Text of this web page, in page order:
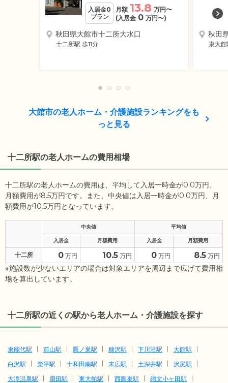
入居金0
プラン
月額 13.8 万円〜
(入居金 0 万円〜)
秋田県大館市十二所大水口
十二所駅 歩11分
秋田
東大
大館市の老人ホーム・介護施設ランキングをも
っと見る
十二所駅の老人ホームの費用相場
十二所駅の老人ホームの費用は、平均して入居一時金が0.0万円、
月額費用が8.5万円です。また、中央値は入居一時金が0.0万円、月
額費用が10.5万円となっています。
中央値 平均値
入居金 月額費用 入居金 月額費用
十二所 0 万円 10.5 万円 0 万円 8.5 万円
※施設数が少ないエリアの場合は対象エリアを周辺まで広げて費用相
場を算出しています。
十二所駅の近くの駅から老人ホーム・介護施設を探す
東能代駅 前山駅 鷹ノ巣駅 糠沢駅 下川沿駅
大館駅
白沢駅
柴平駅 十和田南駅 末広駅 土深井駅
沢尻駅
大滝温泉駅
扇田駅 東大館駅 西鷹巣駅
縄文小ヶ田駅